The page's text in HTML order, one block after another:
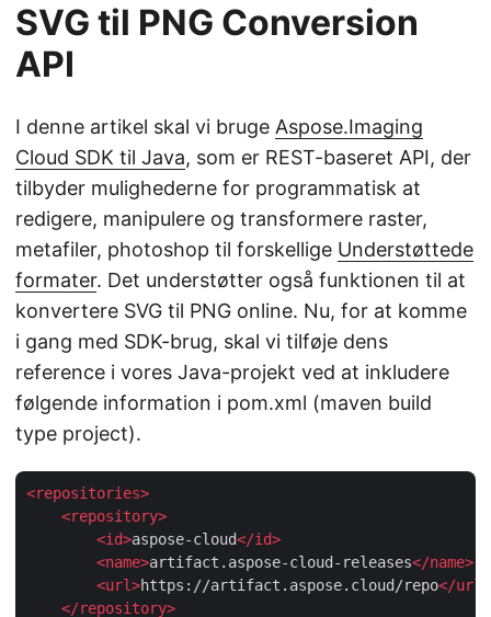
SVG til PNG Conversion
API
I denne artikel skal vi bruge Aspose.Imaging
Cloud SDK til Java, som er REST-baseret API, der
tilbyder mulighederne for programmatisk at
redigere, manipulere og transformere raster,
metafiler, photoshop til forskellige Understøttede
formater. Det understøtter også funktionen til at
konvertere SVG til PNG online. Nu, for at komme
i gang med SDK-brug, skal vi tilføje dens
reference i vores Java-projekt ved at inkludere
følgende information i pom.xml (maven build
type project).
<repositories>
<repository>
<id>aspose-cloud</id>
<name>artifact.aspose-cloud-releases</name>
<url>https://artifact.aspose.cloud/repo</url
</repository>